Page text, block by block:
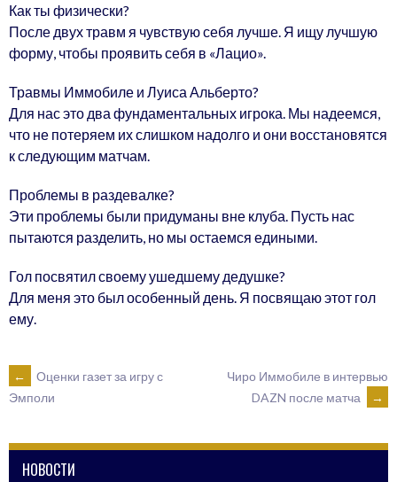
Как ты физически?
После двух травм я чувствую себя лучше. Я ищу лучшую
форму, чтобы проявить себя в «Лацио».
Травмы Иммобиле и Луиса Альберто?
Для нас это два фундаментальных игрока. Мы надеемся,
что не потеряем их слишком надолго и они восстановятся
к следующим матчам.
Проблемы в раздевалке?
Эти проблемы были придуманы вне клуба. Пусть нас
пытаются разделить, но мы остаемся едиными.
Гол посвятил своему ушедшему дедушке?
Для меня это был особенный день. Я посвящаю этот гол
ему.
POST
NAVIGATION
←
Оценки газет за игру с
Эмполи
Чиро Иммобиле в интервью
DAZN после матча
→
НОВОСТИ